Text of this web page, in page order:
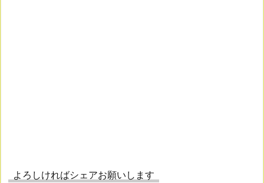
よろしければシェアお願いします